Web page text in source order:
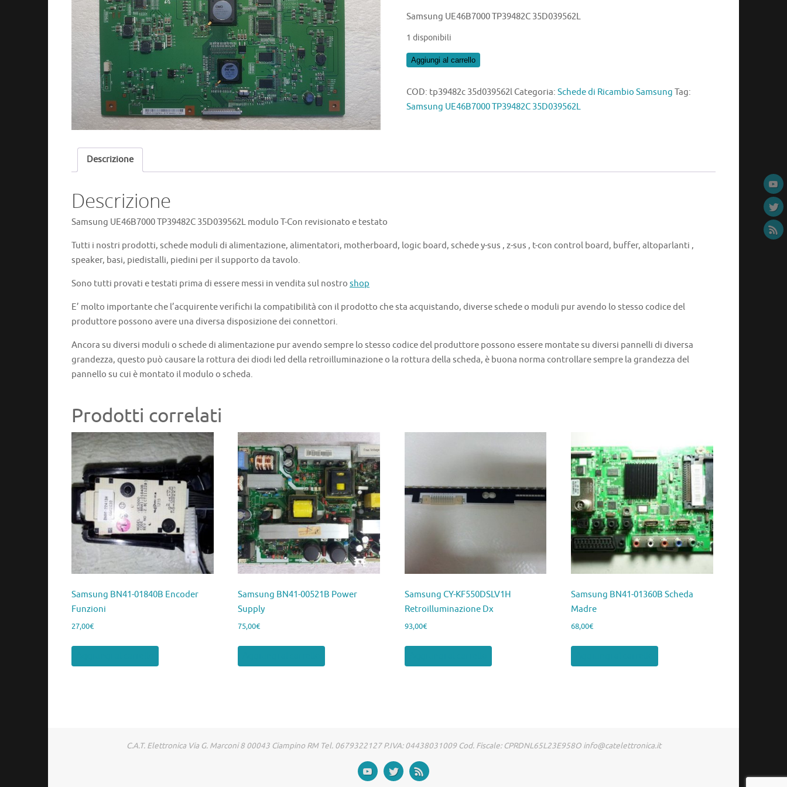
Samsung UE46B7000 TP39482C 35D039562L
1 disponibili
Samsung
TP39482C
35D039562L
Aggiungi al carrello
COD: tp39482c 35d039562l Categoria: Schede di Ricambio Samsung Tag:
Samsung UE46B7000 TP39482C 35D039562L
Descrizione
Descrizione
Samsung UE46B7000 TP39482C 35D039562L modulo T-Con revisionato e testato
Tutti i nostri prodotti, schede moduli di alimentazione, alimentatori, motherboard, logic board, schede y-sus , z-sus , t-con control board, buffer, altoparlanti ,
speaker, basi, piedistalli, piedini per il supporto da tavolo.
Sono tutti provati e testati prima di essere messi in vendita sul nostro shop
E’ molto importante che l’acquirente verifichi la compatibilità con il prodotto che sta acquistando, diverse schede o moduli pur avendo lo stesso codice del
produttore possono avere una diversa disposizione dei connettori.
Ancora su diversi moduli o schede di alimentazione pur avendo sempre lo stesso codice del produttore possono essere montate su diversi pannelli di diversa
grandezza, questo può causare la rottura dei diodi led della retroilluminazione o la rottura della scheda, è buona norma controllare sempre la grandezza del
pannello su cui è montato il modulo o scheda.
Prodotti correlati
Samsung BN41-01840B Encoder
Funzioni
27,00€
Samsung BN41-00521B Power
Supply
75,00€
Samsung CY-KF550DSLV1H
Retroilluminazione Dx
93,00€
Samsung BN41-01360B Scheda
Madre
68,00€
C.A.T. Elettronica Via G. Marconi 8 00043 Ciampino RM Tel. 0679322127 P.IVA: 04438031009 Cod. Fiscale: CPRDNL65L23E958O info@catelettronica.it